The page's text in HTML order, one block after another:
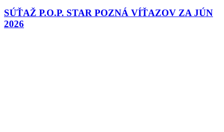
SÚŤAŽ P.O.P. STAR POZNÁ VÍŤAZOV ZA JÚN
2026